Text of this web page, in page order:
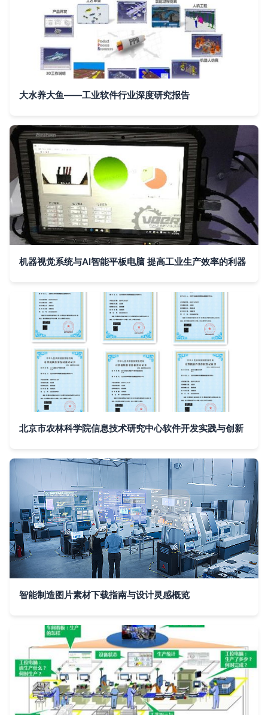
大水养大鱼——工业软件行业深度研究报告
机器视觉系统与AI智能平板电脑 提高工业生产效率的利器
北京市农林科学院信息技术研究中心软件开发实践与创新
智能制造图片素材下载指南与设计灵感概览